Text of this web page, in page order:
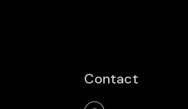
Contact